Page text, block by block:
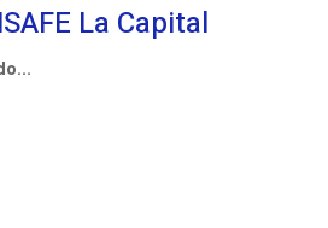
La Capital